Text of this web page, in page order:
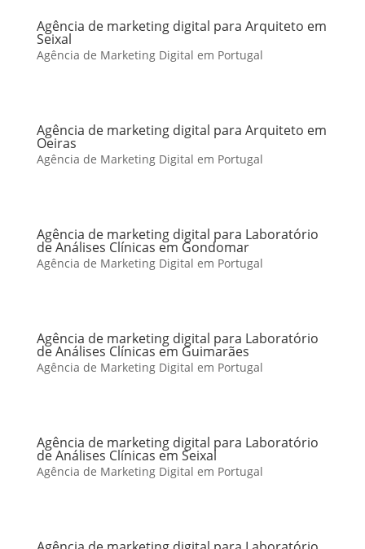
Agência de marketing digital para Arquiteto em
Seixal
Agência de Marketing Digital em Portugal
Agência de marketing digital para Arquiteto em
Oeiras
Agência de Marketing Digital em Portugal
Agência de marketing digital para Laboratório
de Análises Clínicas em Gondomar
Agência de Marketing Digital em Portugal
Agência de marketing digital para Laboratório
de Análises Clínicas em Guimarães
Agência de Marketing Digital em Portugal
Agência de marketing digital para Laboratório
de Análises Clínicas em Seixal
Agência de Marketing Digital em Portugal